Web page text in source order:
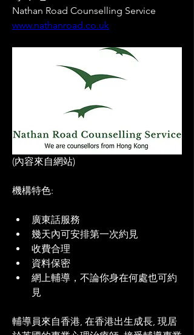
Nathan Road Counselling Service
www.nathanroad.co.uk
(內容來自網站)
機構特色:
廣東話服務
幾天內可安排第一次約見
收費合理
資料保密
網上輔導，不論你身在何處也可約
見
輔導員來自香港, 在香港出生成長, 現居